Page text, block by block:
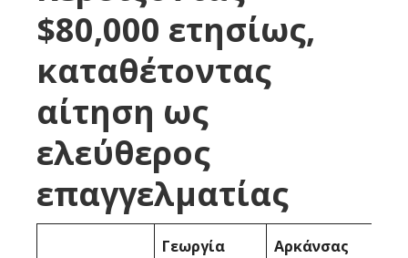
$80,000 ετησίως,
καταθέτοντας
αίτηση ως
ελεύθερος
επαγγελματίας
Γεωργία Αρκάνσας